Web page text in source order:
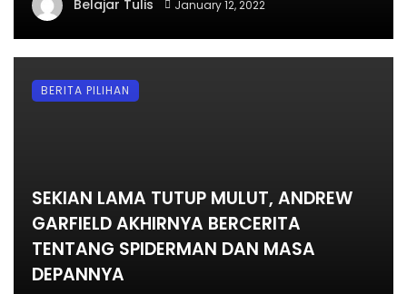
Belajar Tulis January 12, 2022
SEKIAN LAMA TUTUP MULUT, ANDREW
GARFIELD AKHIRNYA BERCERITA
TENTANG SPIDERMAN DAN MASA
DEPANNYA
BERITA PILIHAN